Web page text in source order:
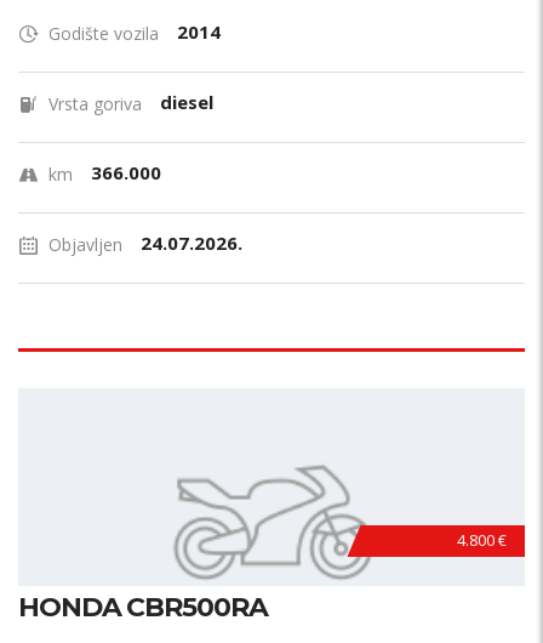
Godište vozila 2014
Vrsta goriva diesel
km 366.000
Objavljen 24.07.2026.
4.800 €
HONDA CBR500RA